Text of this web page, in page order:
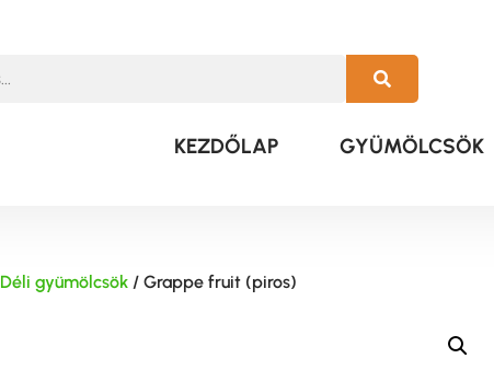
KEZDŐLAP GYÜMÖLCSÖK
Déli gyümölcsök/ Grappe fruit (piros)